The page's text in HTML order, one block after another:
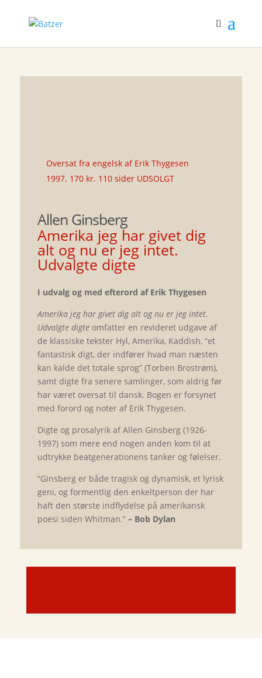
Oversat fra engelsk af Erik Thygesen
1997. 170 kr. 110 sider UDSOLGT
Allen Ginsberg
Amerika jeg har givet dig
alt og nu er jeg intet.
Udvalgte digte
I udvalg og med efterord af Erik Thygesen
Amerika jeg har givet dig alt og nu er jeg intet.
Udvalgte digteomfatter en revideret udgave af
de klassiske tekster Hyl, Amerika, Kaddish, “et
fantastisk digt, der indfører hvad man næsten
kan kalde det totale sprog” (Torben Brostrøm),
samt digte fra senere samlinger, som aldrig før
har været oversat til dansk. Bogen er forsynet
med forord og noter af Erik Thygesen.
Digte og prosalyrik af Allen Ginsberg (1926-
1997) som mere end nogen anden kom til at
udtrykke beatgenerationens tanker og følelser.
“Ginsberg er både tragisk og dynamisk, et lyrisk
geni, og formentlig den enkeltperson der har
haft den største indflydelse på amerikansk
poesi siden Whitman.” – Bob Dylan